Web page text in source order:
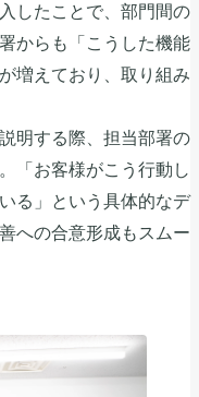
したことで、部門間の
からも「こうした機能
増えており、取り組み
明する際、担当部署の
「お客様がこう行動し
る」という具体的なデ
への合意形成もスムー